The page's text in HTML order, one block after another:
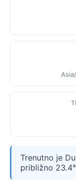
Trenutno je
približno